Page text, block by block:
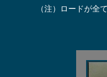
（注）ロードが全